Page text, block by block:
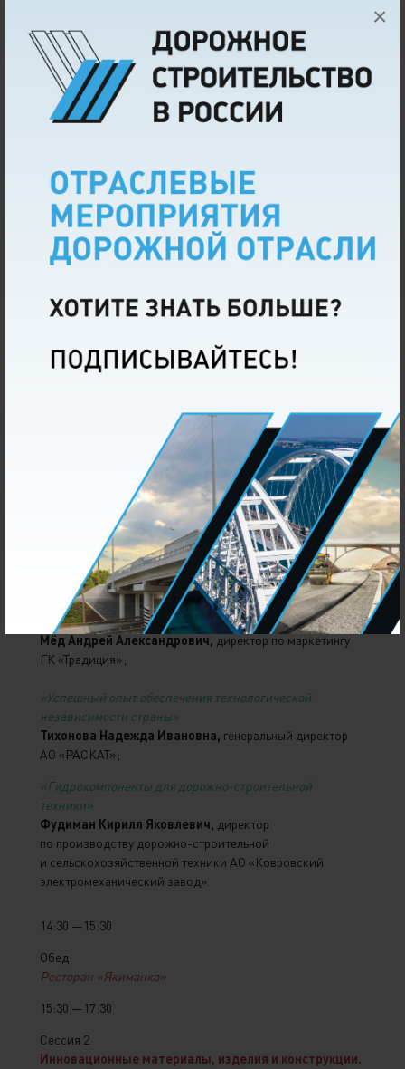
×
сопредседателя Комитета РСПП по промышленной
политике и техническому регулированию;
«Меры поддержки производителей дорожно-
строительной техники»
Елкина Мария Игоревна, директор Департамента
«Опыт ООО «НПО «ГКМП» в части импортозамещения
дорожно-строительной техники. Итоги 2023 года
и перспективы развития»
Веретенников Александр Сергеевич, главный
специалист дорожно-строительной техники ООО «НПО
«Импортозамещение дорожно-строительной техники»
директора ООО «НПФ БАСТИОН»;
Пронин Вячеслав Вадимович,
председатель ТК 267,
заместитель директора Ассоциации «РОССПЕЦМАШ»;
«Летнее использование АСМО»
Разживин Сергей Викторович,генеральный директор
«Минимакс-94»;
«Программное обеспечение «База знаний»
Апкалимов Денис Рамильевич,директор ООО «ТТМ»;
«Импортозамещение и инновации в навесном
оборудовании для дорожно-строительных машин»
Мёд Андрей Александрович, директор по маркетингу
ГК «Традиция»;
«Успешный опыт обеспечения технологической
независимости страны»
Тихонова Надежда Ивановна, генеральный директор
АО «РАСКАТ»;
«Гидрокомпоненты для дорожно-строительной
техники»
Фудиман Кирилл Яковлевич, директор
по производству дорожно-строительной
и сельскохозяйственной техники АО «Ковровский
электромеханический завод».
14:30 —15:30
Обед
Ресторан «Якиманка»
15:30 —17:30
Сессия 2
Инновационные материалы, изделия и конструкции.